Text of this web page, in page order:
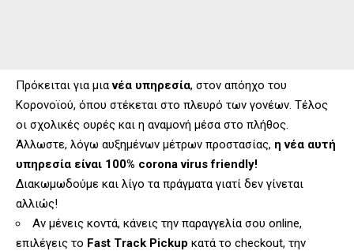
Πρόκειται για μιανέα υπηρεσία, στον απόηχο του
Κορονοϊού, όπου στέκεται στο πλευρό των γονέων. Τέλος
οι σχολικές ουρές και η αναμονή μέσα στο πλήθος.
Άλλωστε, λόγω αυξημένων μέτρων προστασίας, η νέα αυτή
υπηρεσία είναι 100% corona virus friendly!
Διακωμωδούμε και λίγο τα πράγματα γιατί δεν γίνεται
αλλιώς!
Αν μένεις κοντά, κάνεις την παραγγελία σου online,
επιλέγεις το Fast Track Pickup κατά το checkout, την